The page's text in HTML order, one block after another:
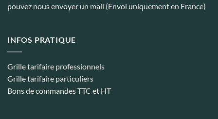
pouvez nous envoyer un mail (Envoi uniquement en France)
INFOS PRATIQUE
Grille tarifaire professionnels
Grille tarifaire particuliers
Bons de commandes TTC et HT